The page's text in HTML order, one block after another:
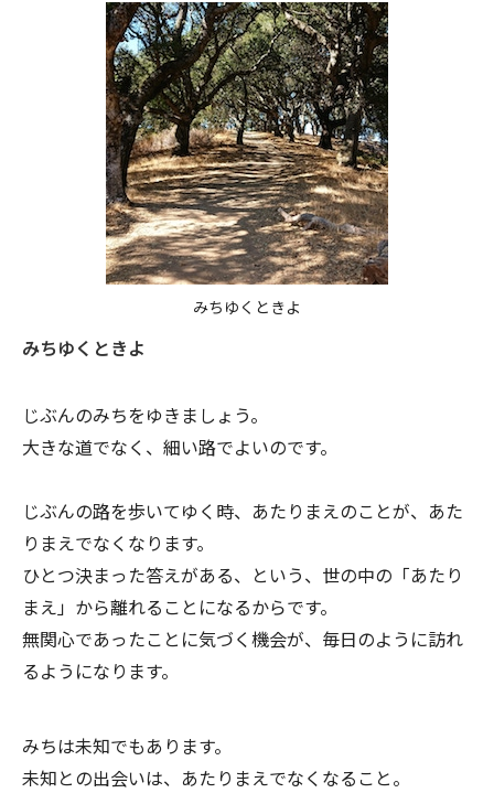
みちゆくときよ
みちゆくときよ
じぶんのみちをゆきましょう。
大きな道でなく、細い路でよいのです。
じぶんの路を歩いてゆく時、あたりまえのことが、あた
りまえでなくなります。
ひとつ決まった答えがある、という、世の中の「あたり
まえ」から離れることになるからです。
無関心であったことに気づく機会が、毎日のように訪れ
るようになります。
みちは未知でもあります。
未知との出会いは、あたりまえでなくなること。